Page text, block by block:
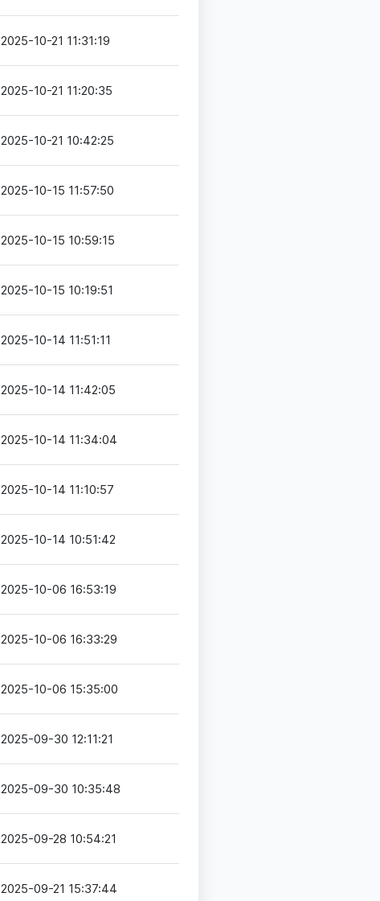
2025-10-21 11:31:19
2025-10-21 11:20:35
2025-10-21 10:42:25
2025-10-15 11:57:50
2025-10-15 10:59:15
2025-10-15 10:19:51
2025-10-14 11:51:11
2025-10-14 11:42:05
2025-10-14 11:34:04
2025-10-14 11:10:57
2025-10-14 10:51:42
2025-10-06 16:53:19
2025-10-06 16:33:29
2025-10-06 15:35:00
2025-09-30 12:11:21
2025-09-30 10:35:48
2025-09-28 10:54:21
2025-09-21 15:37:44